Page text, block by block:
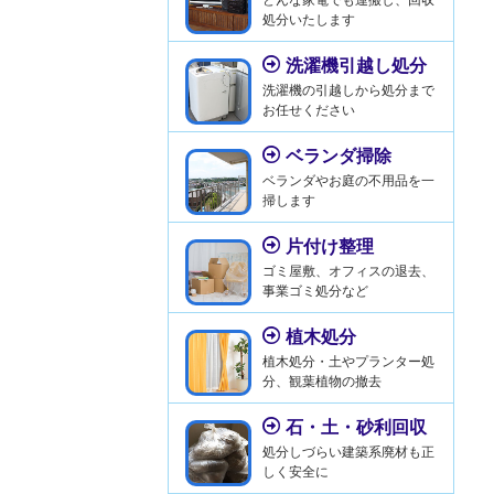
処分いたします
洗濯機引越し処分
洗濯機の引越しから処分まで
お任せください
ベランダ掃除
ベランダやお庭の不用品を一
掃します
片付け整理
ゴミ屋敷、オフィスの退去、
事業ゴミ処分など
植木処分
植木処分・土やプランター処
分、観葉植物の撤去
石・土・砂利回収
処分しづらい建築系廃材も正
しく安全に